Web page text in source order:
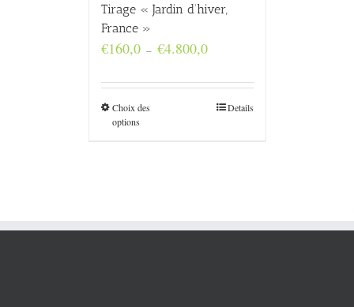
Tirage « Jardin d’hiver,
France »
€160,0 – €4.800,0Plage
€160,0
Choix des
options
Details